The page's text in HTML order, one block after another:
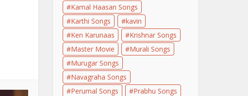
Kamal Haasan Songs
Karthi Songs
kavin
Ken Karunaas
Krishnar Songs
Master Movie
Murali Songs
Murugar Songs
Navagraha Songs
Perumal Songs
Prabhu Songs